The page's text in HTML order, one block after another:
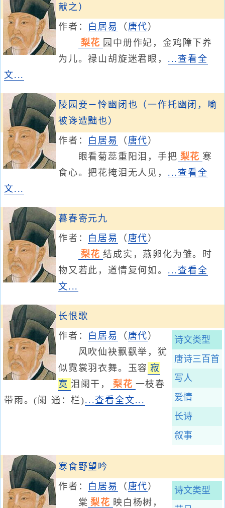
献之）
作者： 白居易 （ 唐代 ）
梨花 园中册作妃，金鸡障下养
为儿。禄山胡旋迷君眼， ...查看全
文...
陵园妾－怜幽闭也（一作托幽闭，喻
被谗遭黜也）
作者： 白居易 （ 唐代 ）
眼看菊蕊重阳泪，手把 梨花 寒
食心。把花掩泪无人见， ...查看全
文...
暮春寄元九
作者： 白居易 （ 唐代 ）
梨花 结成实，燕卵化为雏。时
物又若此，道情复何如。 ...查看全
文...
长恨歌
诗文类型
唐诗三百首
写人
爱情
长诗
叙事
作者： 白居易 （ 唐代 ）
风吹仙袂飘飖举，犹
似霓裳羽衣舞。玉容 寂
寞 泪阑干， 梨花 一枝春
带雨。(阑 通：栏)...查看全文...
寒食野望吟
诗文类型
作者： 白居易 （ 唐代 ）
棠 梨花 映白杨树，